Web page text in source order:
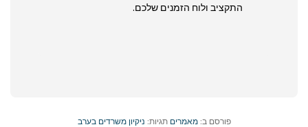
התקציב ולוח הזמנים שלכם.
פורסם ב:מאמרים תגיות: ניקיון משרדים בערב